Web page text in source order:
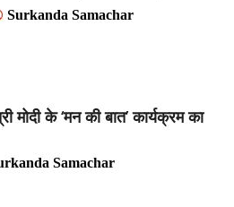
Surkanda Samachar
मोदी के ‘मन की बात’ कार्यक्रम का
Samachar